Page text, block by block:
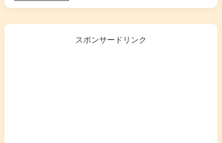
スポンサードリンク